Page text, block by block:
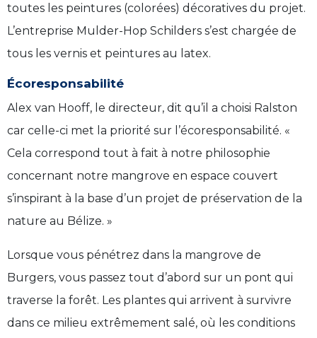
toutes les peintures (colorées) décoratives du projet.
L’entreprise Mulder-Hop Schilders s’est chargée de
tous les vernis et peintures au latex.
Écoresponsabilité
Alex van Hooff, le directeur, dit qu’il a choisi Ralston
car celle-ci met la priorité sur l’écoresponsabilité. «
Cela correspond tout à fait à notre philosophie
concernant notre mangrove en espace couvert
s’inspirant à la base d’un projet de préservation de la
nature au Bélize. »
Lorsque vous pénétrez dans la mangrove de
Burgers, vous passez tout d’abord sur un pont qui
traverse la forêt. Les plantes qui arrivent à survivre
dans ce milieu extrêmement salé, où les conditions